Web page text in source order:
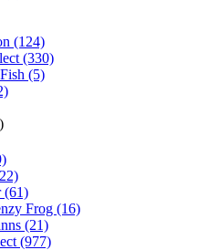
(124)
(330)
(5)
(61)
Frog (16)
(21)
(977)